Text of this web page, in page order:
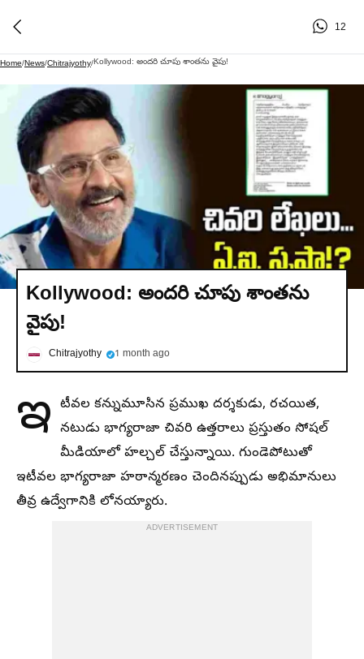
12
Home/News/Chitrajyothy/Kollywood: అందరి చూపు శాంతను వైపు!
Kollywood: అందరి చూపు శాంతను
వైపు!
Chitrajyothy 1 month ago
ఇ టీవల కన్నుమూసిన ప్రముఖ దర్శకుడు, రచయిత,
నటుడు భాగ్యరాజా చివరి ఉత్తరాలు ప్రస్తుతం సోషల్
మీడియాలో హల్చల్ చేస్తున్నాయి. గుండెపోటుతో
ఇటీవల భాగ్యరాజా హఠాన్మరణం చెందినప్పుడు అభిమానులు
తీవ్ర ఉద్వేగానికి లోనయ్యారు.
ADVERTISEMENT